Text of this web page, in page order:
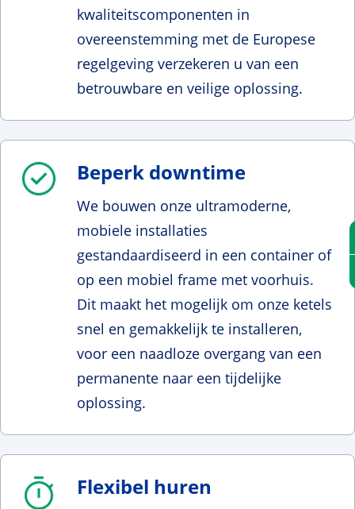
kwaliteitscomponenten in
overeenstemming met de Europese
regelgeving verzekeren u van een
betrouwbare en veilige oplossing.
Beperk downtime
We bouwen onze ultramoderne,
mobiele installaties
gestandaardiseerd in een container of
op een mobiel frame met voorhuis.
Dit maakt het mogelijk om onze ketels
snel en gemakkelijk te installeren,
voor een naadloze overgang van een
permanente naar een tijdelijke
oplossing.
Flexibel huren